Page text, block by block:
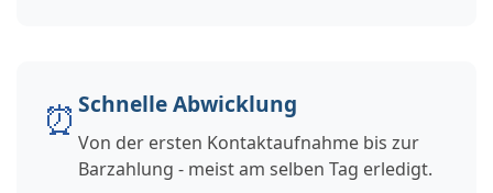
⏰ Schnelle Abwicklung
Von der ersten Kontaktaufnahme bis zur
Barzahlung - meist am selben Tag erledigt.